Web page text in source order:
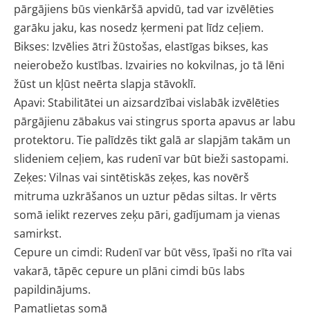
pārgājiens būs vienkāršā apvidū, tad var izvēlēties
garāku jaku, kas nosedz ķermeni pat līdz ceļiem.
Bikses: Izvēlies ātri žūstošas, elastīgas bikses, kas
neierobežo kustības. Izvairies no kokvilnas, jo tā lēni
žūst un kļūst neērta slapja stāvoklī.
Apavi: Stabilitātei un aizsardzībai vislabāk izvēlēties
pārgājienu zābakus vai stingrus sporta apavus ar labu
protektoru. Tie palīdzēs tikt galā ar slapjām takām un
slideniem ceļiem, kas rudenī var būt bieži sastopami.
Zeķes: Vilnas vai sintētiskās zeķes, kas novērš
mitruma uzkrāšanos un uztur pēdas siltas. Ir vērts
somā ielikt rezerves zeķu pāri, gadījumam ja vienas
samirkst.
Cepure un cimdi: Rudenī var būt vēss, īpaši no rīta vai
vakarā, tāpēc cepure un plāni cimdi būs labs
papildinājums.
Pamatlietas somā